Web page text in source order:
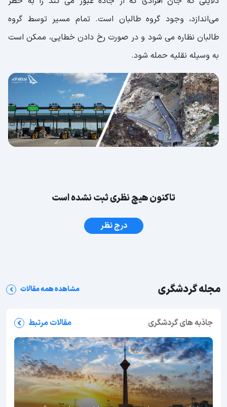
می‌اندازد، وجود گروه طالبان است. تمام مسیر توسط گروه
طالبان نظاره می شود و در صورت رخ دادن خطایی، ممکن است
به وسیله نقلیه حمله شود.
تاکنون هیچ نظری ثبت نشده است
درج نظر
مجله گردشگری مشاهده همه مقالات
جاذبه های گردشگری مقالات مرتبط